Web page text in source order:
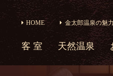
HOME 金太郎温泉の魅力
客 室 天然温泉